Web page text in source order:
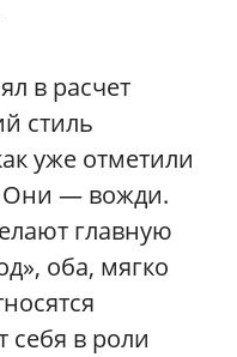
в расчет
стиль
уже отметили
Они — вожди.
главную
оба, мягко
себя в роли